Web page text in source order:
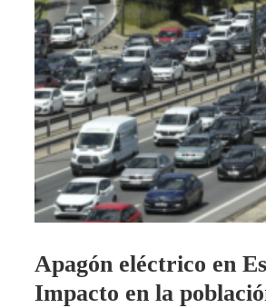
Apagón eléctrico en
Impacto en la